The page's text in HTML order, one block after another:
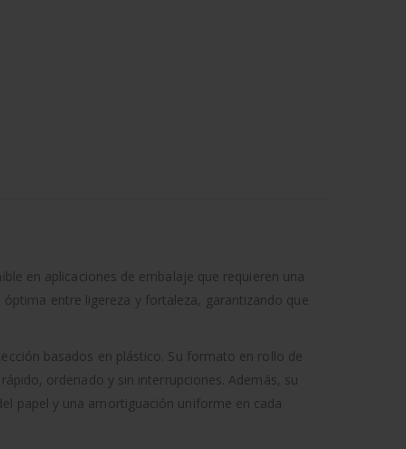
en aplicaciones de embalaje que requieren una
entre ligereza y fortaleza, garantizando que
basados en plástico. Su formato en rollo de
ordenado y sin interrupciones. Además, su
papel y una amortiguación uniforme en cada